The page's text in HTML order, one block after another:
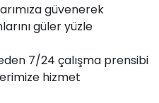
güvenerek
güler yüzle
7/24 çalışma prensibi
hizmet